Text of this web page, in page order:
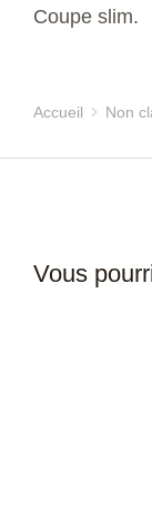
Coupe slim.
Vous êtes ici
Accueil Non
Vous